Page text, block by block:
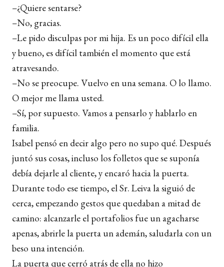
–¿Quiere sentarse?
–No, gracias.
–Le pido disculpas por mi hija. Es un poco difícil ella
y bueno, es difícil también el momento que está
atravesando.
–No se preocupe. Vuelvo en una semana. O lo llamo.
O mejor me llama usted.
–Sí, por supuesto. Vamos a pensarlo y hablarlo en
familia.
Isabel pensó en decir algo pero no supo qué. Después
juntó sus cosas, incluso los folletos que se suponía
debía dejarle al cliente, y encaró hacia la puerta.
Durante todo ese tiempo, el Sr. Leiva la siguió de
cerca, empezando gestos que quedaban a mitad de
camino: alcanzarle el portafolios fue un agacharse
apenas, abrirle la puerta un ademán, saludarla con un
beso una intención.
La puerta que cerró atrás de ella no hizo